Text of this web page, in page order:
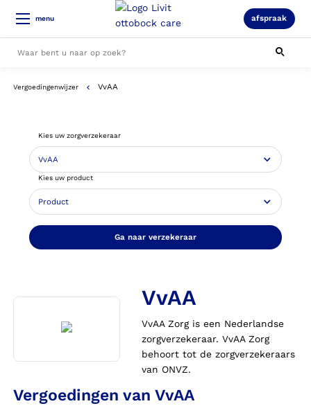
menu afspraak
Alle resultaten
Vergoedingenwijzer VvAA
Kies uw zorgverzekeraar
Kies uw product
Ga naar verzekeraar
VvAA
VvAA Zorg is een Nederlandse
zorgverzekeraar. VvAA Zorg
behoort tot de zorgverzekeraars
van ONVZ.
Vergoedingen van VvAA